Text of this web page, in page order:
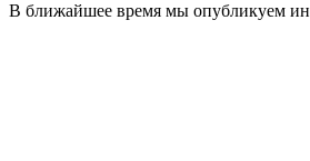
В ближайшее время мы опубликуем